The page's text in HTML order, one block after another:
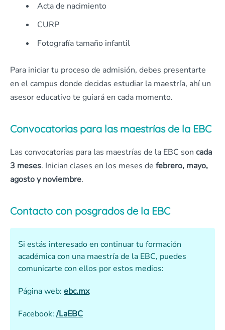
Acta de nacimiento
CURP
Fotografía tamaño infantil
Para iniciar tu proceso de admisión, debes presentarte
en el campus donde decidas estudiar la maestría, ahí un
asesor educativo te guiará en cada momento.
Convocatorias para las maestrías de la EBC
Las convocatorias para las maestrías de la EBC son cada
3 meses. Inician clases en los meses de febrero, mayo,
agosto y noviembre.
Contacto con posgrados de la EBC
Si estás interesado en continuar tu formación
académica con una maestría de la EBC, puedes
comunicarte con ellos por estos medios:
Página web: ebc.mx
Facebook:/LaEBC